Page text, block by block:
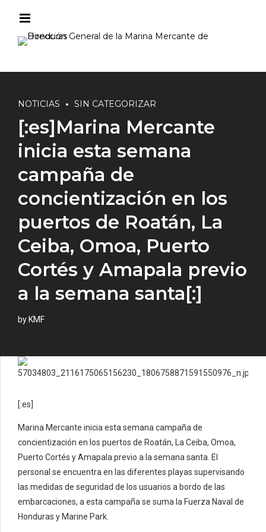
NOTICIAS SIN CATEGORIZAR
[:es]Marina Mercante
inicia esta semana
campaña de
concientización en los
puertos de Roatán, La
Ceiba, Omoa, Puerto
Cortés y Amapala previo
a la semana santa[:]
by KMF
[:es]
Marina Mercante inicia esta semana campaña de
concientización en los puertos de Roatán, La Ceiba, Omoa,
Puerto Cortés y Amapala previo a la semana santa. El
personal se encuentra en las diferentes playas supervisando
las medidas de seguridad de los usuarios a bordo de las
embarcaciones, a esta campaña se suma la Fuerza Naval de
Honduras y Marine Park.